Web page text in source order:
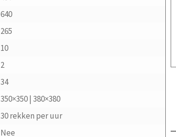
640
265
10
2
34
350×350 | 380×380
30 rekken per uur
Nee